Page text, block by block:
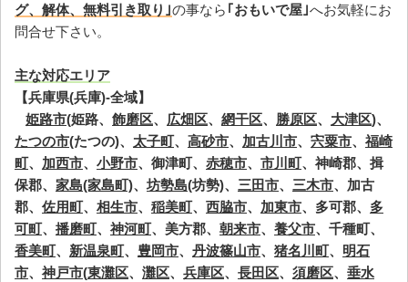
グ、解体、無料引き取り｣の事なら ｢おもいで屋｣へお気軽にお
問合せ下さい。
主な対応エリア
【兵庫県(兵庫)-全域】
姫路市(姫路、 飾磨区、 広畑区、 網干区、 勝原区、 大津区)、
たつの市(たつの)、 太子町、 高砂市、 加古川市、 宍粟市、 福崎
町、 加西市、 小野市、御津町、 赤穂市、 市川町、神崎郡、揖
保郡、 家島(家島町)、坊勢島(坊勢)、 三田市、 三木市、加古
郡、 佐用町、 相生市、 稲美町、 西脇市、 加東市、多可郡、 多
可町、 播磨町、 神河町、美方郡、 朝来市、 養父市、千種町、
香美町、 新温泉町、 豊岡市、 丹波篠山市、 猪名川町、 明石
市、 神戸市(東灘区、 灘区、 兵庫区、 長田区、 須磨区、 垂水